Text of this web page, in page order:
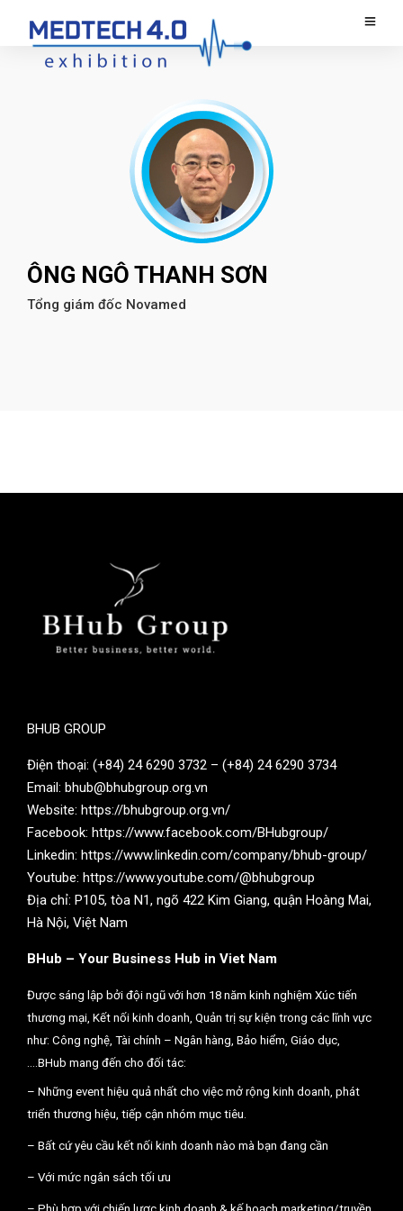
ÔNG NGÔ THANH SƠN
Tổng giám đốc Novamed
BHUB GROUP
Điện thoại: (+84) 24 6290 3732 – (+84) 24 6290 3734
Email: bhub@bhubgroup.org.vn
Website: https://bhubgroup.org.vn/
Facebook: https://www.facebook.com/BHubgroup/
Linkedin: https://www.linkedin.com/company/bhub-group/
Youtube: https://www.youtube.com/@bhubgroup
Địa chỉ: P105, tòa N1, ngõ 422 Kim Giang, quận Hoàng Mai,
Hà Nội, Việt Nam
BHub – Your Business Hub in Viet Nam
Được sáng lập bởi đội ngũ với hơn 18 năm kinh nghiệm Xúc tiến
thương mại, Kết nối kinh doanh, Quản trị sự kiện trong các lĩnh vực
như: Công nghệ, Tài chính – Ngân hàng, Bảo hiểm, Giáo dục,
….BHub mang đến cho đối tác:
– Những event hiệu quả nhất cho việc mở rộng kinh doanh, phát
triển thương hiệu, tiếp cận nhóm mục tiêu.
– Bất cứ yêu cầu kết nối kinh doanh nào mà bạn đang cần
– Với mức ngân sách tối ưu